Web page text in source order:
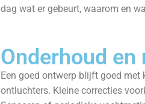
dag wat er gebeurt, waarom en
Onderhoud
Een goed ontwerp blijft goed met
ontluchters. Kleine correcties